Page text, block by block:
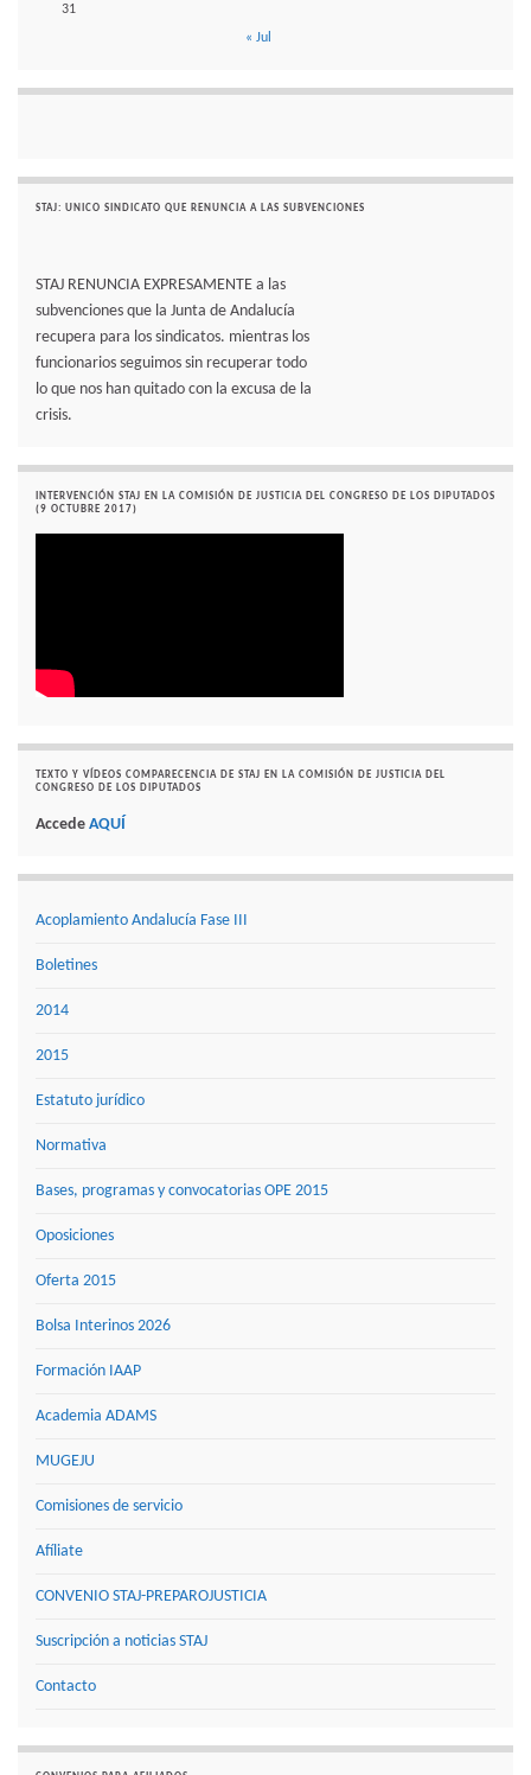
31
« Jul
STAJ: UNICO SINDICATO QUE RENUNCIA A LAS SUBVENCIONES
STAJ RENUNCIA EXPRESAMENTE a las
subvenciones que la Junta de Andalucía
recupera para los sindicatos. mientras los
funcionarios seguimos sin recuperar todo
lo que nos han quitado con la excusa de la
crisis.
INTERVENCIÓN STAJ EN LA COMISIÓN DE JUSTICIA DEL CONGRESO DE LOS DIPUTADOS
(9 OCTUBRE 2017)
TEXTO Y VÍDEOS COMPARECENCIA DE STAJ EN LA COMISIÓN DE JUSTICIA DEL
CONGRESO DE LOS DIPUTADOS
Accede AQUÍ
Acoplamiento Andalucía Fase III
Boletines
2014
2015
Estatuto jurídico
Normativa
Bases, programas y convocatorias OPE 2015
Oposiciones
Oferta 2015
Bolsa Interinos 2026
Formación IAAP
Academia ADAMS
MUGEJU
Comisiones de servicio
Afíliate
CONVENIO STAJ-PREPAROJUSTICIA
Suscripción a noticias STAJ
Contacto